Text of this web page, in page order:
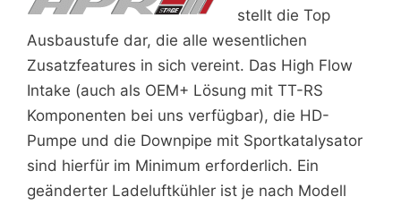
stellt die Top
Ausbaustufe dar, die alle wesentlichen
Zusatzfeatures in sich vereint. Das High Flow
Intake (auch als OEM+ Lösung mit TT-RS
Komponenten bei uns verfügbar), die HD-
Pumpe und die Downpipe mit Sportkatalysator
sind hierfür im Minimum erforderlich. Ein
geänderter Ladeluftkühler ist je nach Modell